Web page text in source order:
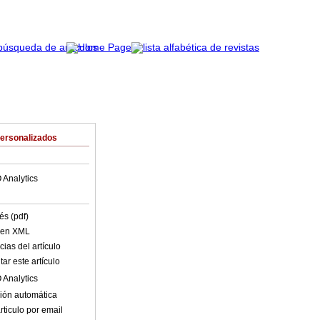
Analytics
(pdf)
XML
del artículo
este artículo
Analytics
automática
por email